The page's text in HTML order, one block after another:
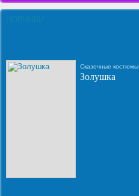
Сказочные костюмы
Золушка